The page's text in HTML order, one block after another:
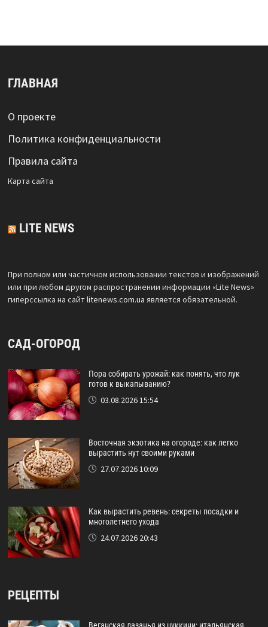
ГЛАВНАЯ
О проекте
Политика конфиденциальности
Правила сайта
Карта сайта
LITE NEWS
При полном или частичном использовании текстов и изображений
или при любом другом распространении информации «Lite News»
гиперссылка на сайтlitenews.com.ua является обязательной.
САД-ОГОРОД
Пора собирать урожай: как понять, что лук
готов к выкапыванию?
03.08.2026 15:54
Восточная экзотика на огороде: как легко
вырастить нут своими руками
27.07.2026 10:09
Как вырастить ревень: секреты посадки и
многолетнего ухода
24.07.2026 20:43
РЕЦЕПТЫ